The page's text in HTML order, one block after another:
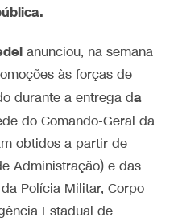
anunciou, na semana
às forças de
durante a entrega da
do Comando-Geral da
obtidos a partir de
Administração) e das
Polícia Militar, Corpo
Estadual de